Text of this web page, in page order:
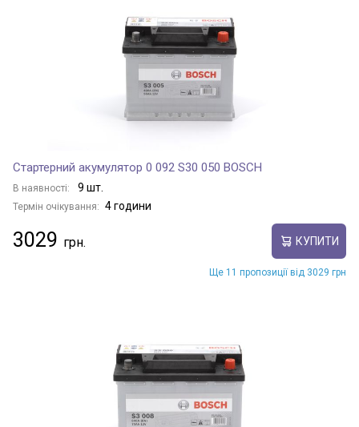
Стартерний акумулятор 0 092 S30 050 BOSCH
В наявності: 9 шт.
Термін очікування: 4 години
3029 КУПИТИ
Ще 11 пропозиції від 3029 грн